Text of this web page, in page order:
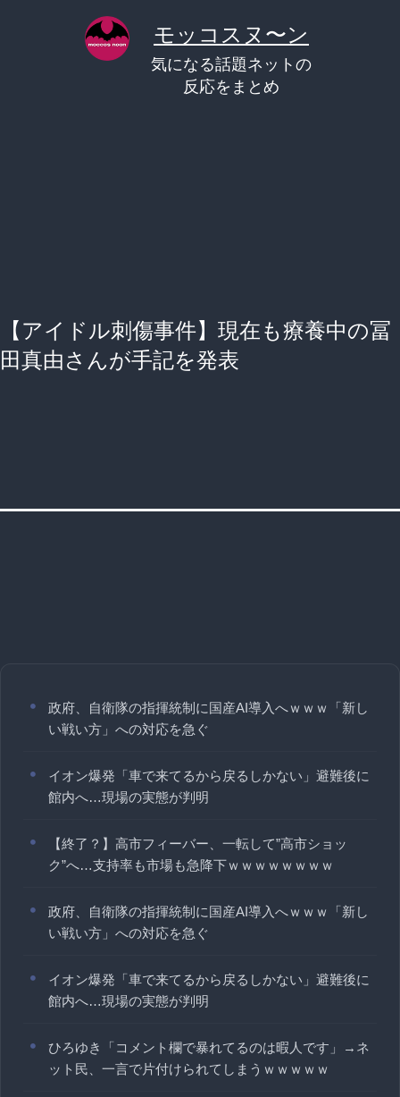
モッコスヌ〜ン
気になる話題ネットの
反応をまとめ
【アイドル刺傷事件】現在も療養中の冨
田真由さんが手記を発表
政府、自衛隊の指揮統制に国産AI導入へｗｗｗ「新し
い戦い方」への対応を急ぐ
イオン爆発「車で来てるから戻るしかない」避難後に
館内へ…現場の実態が判明
【終了？】高市フィーバー、一転して”高市ショッ
ク”へ…支持率も市場も急降下ｗｗｗｗｗｗｗｗ
政府、自衛隊の指揮統制に国産AI導入へｗｗｗ「新し
い戦い方」への対応を急ぐ
イオン爆発「車で来てるから戻るしかない」避難後に
館内へ…現場の実態が判明
ひろゆき「コメント欄で暴れてるのは暇人です」→ネ
ット民、一言で片付けられてしまうｗｗｗｗｗ